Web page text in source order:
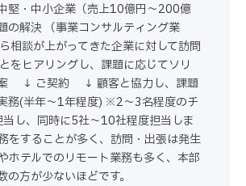
堅・中小企業（売上10億円～200億
の解決 （事業コンサルティング業
相談が上がってきた企業に対して訪問
をヒアリングし、課題に応じてソリ
案 ↓ ご契約 ↓ 顧客と協力し、課題
務(半年～1年程度) ※2～3名程度のチ
し、同時に5社～10社程度担当しま
をすることが多く、訪問・出張は発生
ホテルでのリモート業務も多く、本部
の方が少ないほどです。